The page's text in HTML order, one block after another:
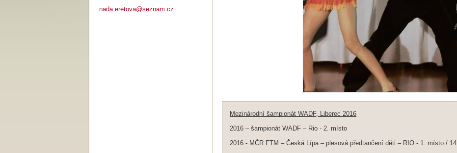
Mezinárodní šampionát WADF, Liberec 2016
2016 – šampionát WADF – Rio - 2. místo
2016 - MČR FTM – Česká Lípa – plesová předtančení děti – RIO - 1. místo / 14
nada.eretova@seznam.cz